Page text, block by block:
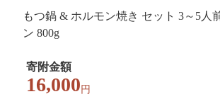
もつ鍋 & ホルモン焼き セット 3～5人
ン 800g
寄附金額
16,000 円